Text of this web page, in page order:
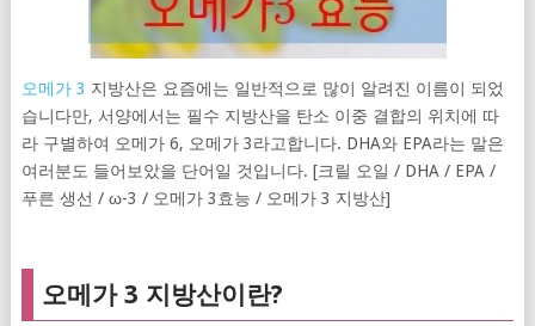
오메가 3 지방산은 요즘에는 일반적으로 많이 알려진 이름이 되었
습니다만, 서양에서는 필수 지방산을 탄소 이중 결합의 위치에 따
라 구별하여 오메가 6, 오메가 3라고합니다. DHA와 EPA라는 말은
여러분도 들어보았을 단어일 것입니다. [크릴 오일 / DHA / EPA /
푸른 생선 / ω-3 / 오메가 3효능 / 오메가 3 지방산]
오메가 3 지방산이란?